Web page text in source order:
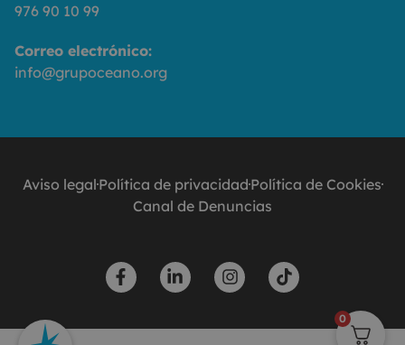
976 90 10 99
Correo electrónico:
info@grupoceano.org
Aviso legalPolítica de privacidadPolítica de Cookies
Canal de Denuncias
0